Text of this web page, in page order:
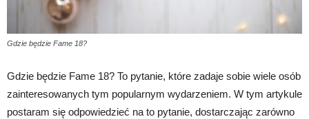
Gdzie będzie Fame 18?
Gdzie będzie Fame 18? To pytanie, które zadaje sobie wiele osób
zainteresowanych tym popularnym wydarzeniem. W tym artykule
postaram się odpowiedzieć na to pytanie, dostarczając zarówno